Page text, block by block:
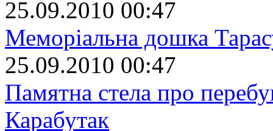
25.09.2010 00:47
Меморіальна дошка
25.09.2010 00:47
Памятна стела про
Карабутак